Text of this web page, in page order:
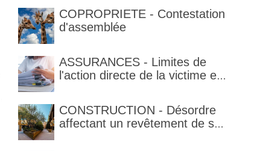
COPROPRIETE - Contestation
d'assemblée
ASSURANCES - Limites de
l'action directe de la victime et
de la garantie en condition de
la garantie
CONSTRUCTION - Désordre
affectant un revêtement de sol